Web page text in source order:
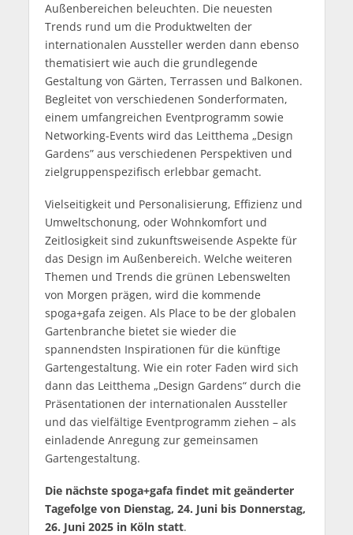
Außenbereichen beleuchten. Die neuesten
Trends rund um die Produktwelten der
internationalen Aussteller werden dann ebenso
thematisiert wie auch die grundlegende
Gestaltung von Gärten, Terrassen und Balkonen.
Begleitet von verschiedenen Sonderformaten,
einem umfangreichen Eventprogramm sowie
Networking-Events wird das Leitthema „Design
Gardens” aus verschiedenen Perspektiven und
zielgruppenspezifisch erlebbar gemacht.
Vielseitigkeit und Personalisierung, Effizienz und
Umweltschonung, oder Wohnkomfort und
Zeitlosigkeit sind zukunftsweisende Aspekte für
das Design im Außenbereich. Welche weiteren
Themen und Trends die grünen Lebenswelten
von Morgen prägen, wird die kommende
spoga+gafa zeigen. Als Place to be der globalen
Gartenbranche bietet sie wieder die
spannendsten Inspirationen für die künftige
Gartengestaltung. Wie ein roter Faden wird sich
dann das Leitthema „Design Gardens“ durch die
Präsentationen der internationalen Aussteller
und das vielfältige Eventprogramm ziehen ­– als
einladende Anregung zur gemeinsamen
Gartengestaltung.
Die nächste spoga+gafa findet mit geänderter
Tagefolge von Dienstag, 24. Juni bis Donnerstag,
26. Juni 2025 in Köln statt.